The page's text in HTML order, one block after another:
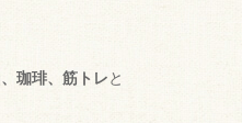
珈琲、筋トレと